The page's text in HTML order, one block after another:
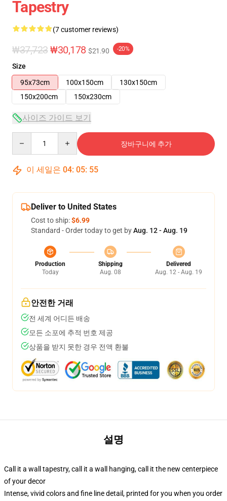
Tapestry
(7 customer reviews)
₩37,723 ₩30,178 $21.90 -20%
Size
95x73cm
100x150cm
130x150cm
150x200cm
150x230cm
사이즈 가이드 보기
장바구니에 추가
이 세일은 04: 05: 54
Deliver to United States
Cost to ship:$6.99
Standard - Order today to get byAug. 12 - Aug. 19
Production
Today
Shipping
Aug. 08
Delivered
Aug. 12 - Aug. 19
안전한 거래
전 세계 어디든 배송
모든 소포에 추적 번호 제공
상품을 받지 못한 경우 전액 환불
설명
Call it a wall tapestry, call it a wall hanging, call it the new centerpiece
of your decor
Intense, vivid colors and fine line detail, printed for you when you order